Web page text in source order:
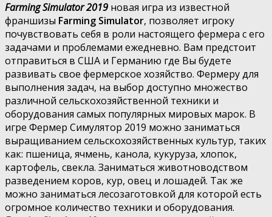
Farming Simulator 2019 новая игра из известной
франшизы Farming Simulator, позволяет игроку
почувствовать себя в роли настоящего фермера с его
задачами и проблемами ежедневно. Вам предстоит
отправиться в США и Германию где Вы будете
развивать свое фермерское хозяйство. Фермеру для
выполнения задач, на выбор доступно множество
различной сельскохозяйственной техники и
оборудования самых популярных мировых марок. В
игре Фермер Симулятор 2019 можно заниматься
выращиванием сельскохозяйственных культур, таких
как: пшеница, ячмень, канола, кукуруза, хлопок,
картофель, свекла. Заниматься животноводством
разведением коров, кур, овец и лошадей. Так же
можно заниматься лесозаготовкой для которой есть
огромное количество техники и оборудования.